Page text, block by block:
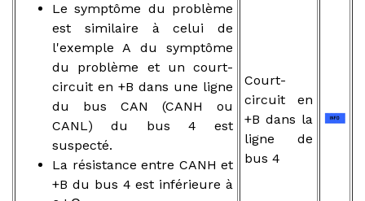
Le symptôme du problème
est similaire à celui de
l'exemple A du symptôme
du problème et un court-
circuit en +B dans une ligne
du bus CAN (CANH ou
CANL) du bus 4 est
suspecté.
La résistance entre CANH et
+B du bus 4 est inférieure à
Court-
circuit en
+B dans la
ligne de
bus 4